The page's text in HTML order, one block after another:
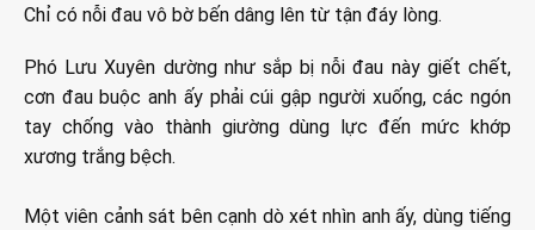
Chỉ có nỗi đau vô bờ bến dâng lên từ tận đáy lòng.
Phó Lưu Xuyên dường như sắp bị nỗi đau này giết chết,
cơn đau buộc anh ấy phải cúi gập người xuống, các ngón
tay chống vào thành giường dùng lực đến mức khớp
xương trắng bệch.
Một viên cảnh sát bên cạnh dò xét nhìn anh ấy, dùng tiếng